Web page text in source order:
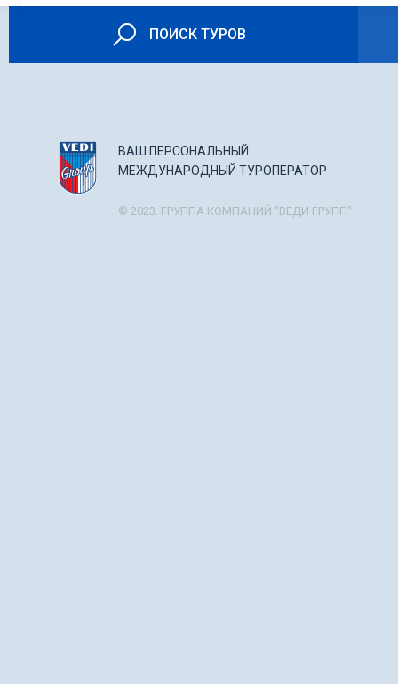
ПОИСК ТУРОВ
ВАШ ПЕРСОНАЛЬНЫЙ
МЕЖДУНАРОДНЫЙ ТУРОПЕРАТОР
© 2023. ГРУППА КОМПАНИЙ "ВЕДИ ГРУПП".